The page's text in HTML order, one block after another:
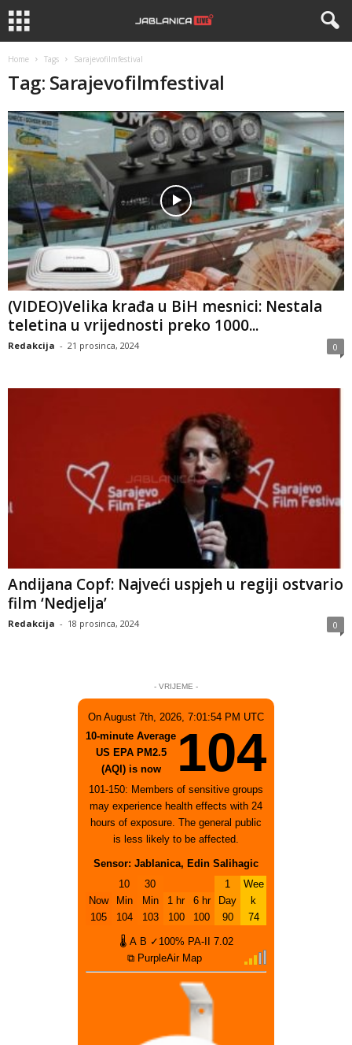
Home Tags Sarajevofilmfestival
Tag: Sarajevofilmfestival
(VIDEO)Velika krađa u BiH mesnici: Nestala
teletina u vrijednosti preko 1000...
Redakcija - 21 prosinca, 2024 0
Andijana Copf: Najveći uspjeh u regiji ostvario
film ‘Nedjelja’
Redakcija - 18 prosinca, 2024 0
- VRIJEME -
On August 7th, 2026, 7:01:54 PM UTC
10-minute Average
US EPA PM2.5
(AQI) is now
104
101-150: Members of sensitive groups
may experience health effects with 24
hours of exposure. The general public
is less likely to be affected.
Sensor: Jablanica, Edin Salihagic
Now
105
10
Min
104
30
Min
103
1 hr
100
6 hr
100
1
Day
90
Wee
k
74
🌡 A B ✓100% PA-II 7.02
⧉ PurpleAir Map